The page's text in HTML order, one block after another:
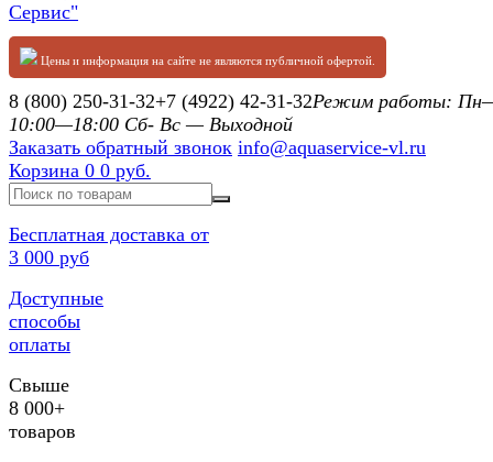
Цены и информация на сайте не являются публичной офертой.
8 (800) 250-31-32+7 (4922) 42-31-32Режим работы:
10:00—18:00 Сб- Вс — Выходной
Заказать обратный звонок info@aquaservice-vl.ru
Корзина 0 0 руб.
Бесплатная доставка от
3 000 руб
Доступные
способы
оплаты
Свыше
8 000+
товаров